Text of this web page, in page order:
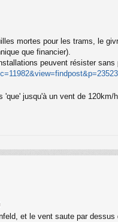
mortes pour les trams, le
que financier).
peuvent résister
jusqu'à un vent de 120km/
et le vent saute par